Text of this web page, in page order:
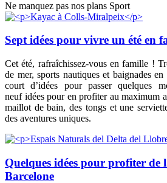
Ne manquez pas nos plans Sport
Sept idées pour vivre un été en
Cet été, rafraîchissez-vous en famille !
de mer, sports nautiques et baignades
court d’idées pour passer quelques
neuf idées pour en profiter au maximum
maillot de bain, des tongs et une
des aventures uniques.
Quelques idées pour profiter de
Barcelone